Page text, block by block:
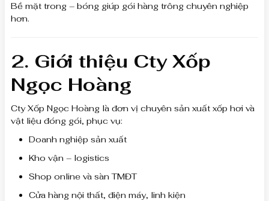
Bề mặt trong – bóng giúp gói hàng trông chuyên nghiệp
hơn.
2. Giới thiệu Cty Xốp
Ngọc Hoàng
Cty Xốp Ngọc Hoàng là đơn vị chuyên sản xuất xốp hơi và
vật liệu đóng gói, phục vụ:
Doanh nghiệp sản xuất
Kho vận – logistics
Shop online và sàn TMĐT
Cửa hàng nội thất, điện máy, linh kiện